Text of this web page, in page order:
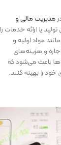
مدیریت مالی و
یا ارائه خدمات را
مواد اولیه و
و هزینه‌های
باعث می‌شود که
را بهینه کنند.